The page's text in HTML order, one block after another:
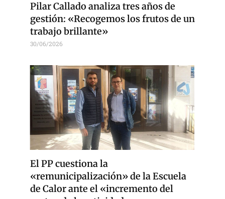
Pilar Callado analiza tres años de
gestión: «Recogemos los frutos de un
trabajo brillante»
30/06/2026
El PP cuestiona la
«remunicipalización» de la Escuela
de Calor ante el «incremento del